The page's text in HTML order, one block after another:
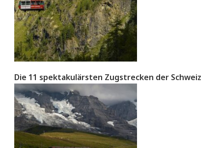
Die 11 spektakulärsten Zugstrecken der Schweiz